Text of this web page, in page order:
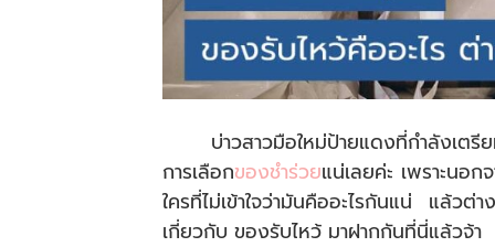
บ่าวสาวมือใหม่ป้ายแดงที่กำลังเต
การเลือกของชำร่วยแน่เลยค่ะ เพราะนอ
ใครที่ไม่เข้าใจว่ามันคืออะไรกันแน่ แล้ว
เกี่ยวกับ ของรับไหว้ มาฝากกันที่นี่แล้วจ้า